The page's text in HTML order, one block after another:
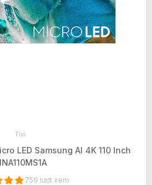
Tivi
LED Samsung AI 4K 110 Inch
759 lượt xem